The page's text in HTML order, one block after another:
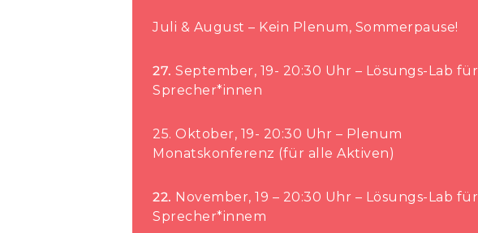
Juli & August – Kein Plenum, Sommerpause!
27. September, 19- 20:30 Uhr – Lösungs-Lab für
Sprecher*innen
25. Oktober, 19- 20:30 Uhr – Plenum
Monatskonferenz (für alle Aktiven)
22. November, 19 – 20:30 Uhr – Lösungs-Lab für
Sprecher*innem